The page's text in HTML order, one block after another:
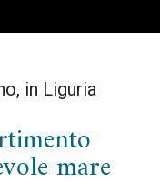
in Liguria
mare